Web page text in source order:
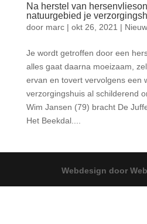
Na herstel van
natuurgebied je
door marc| okt 26, 2021 |
Je wordt getroffen door een
alles gaat daarna moeizaam,
ervan en tovert vervolgens een
verzorgingshuis al schilderend
Wim Jansen (79) bracht De
Het Beekdal....
Webdesign door